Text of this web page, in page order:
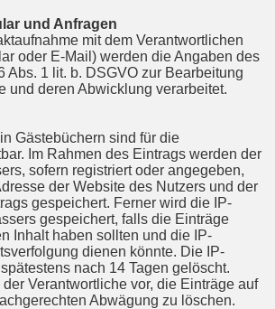
und Anfragen
mit dem Verantwortlichen
oder E-Mail) werden die Angaben des
Abs. 1 lit. b. DSGVO zur Bearbeitung
und deren Abwicklung verarbeitet.
Gästebüchern sind für die
Im Rahmen des Eintrags werden der
sofern registriert oder angegeben,
der Website des Nutzers und der
gespeichert. Ferner wird die IP-
gespeichert, falls die Einträge
Inhalt haben sollten und die IP-
dienen könnte. Die IP-
nach 14 Tagen gelöscht.
Verantwortliche vor, die Einträge auf
Abwägung zu löschen.